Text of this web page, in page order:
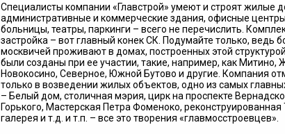
Специалисты компании «Главстрой» умеют и строят жилые
административные и коммерческие здания, офисные
больницы, театры, паркинги – всего не перечислить.
застройка – вот главный конек СК. Подумайте только, ведь
москвичей проживают в домах, построенных этой
были созданы при ее участии, такие, например, как Митино,
Новокосино, Северное, Южной Бутово и другие. Компания
только в возведении жилых объектов, одно из самых
– Белый дом, столичная мэрия, цирк на проспекте
Горького, Мастерская Петра Фоменоко, реконструированная
галерея и т.д. и т.п. – все это творения «главмосстроевцев».